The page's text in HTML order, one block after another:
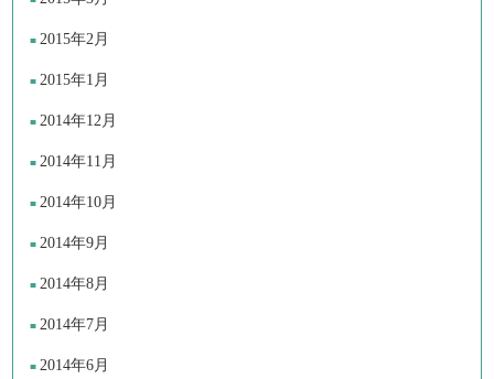
2015年2月
2015年1月
2014年12月
2014年11月
2014年10月
2014年9月
2014年8月
2014年7月
2014年6月